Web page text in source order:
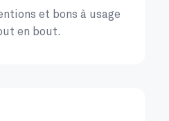
et bons à usage
en bout.